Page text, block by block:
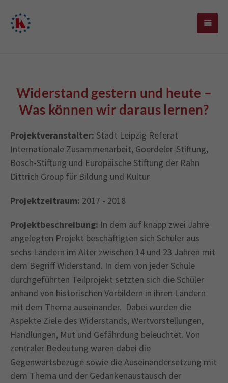
Widerstand gestern und heute –
Was können wir daraus lernen?
Projektveranstalter: Stadt Leipzig Referat
Internationale Zusammenarbeit, Goerdeler-Stiftung,
Bosch-Stiftung und Europäische Stiftung der Rahn
Dittrich Group für Bildung und Kultur
Projektzeitraum: 2017 - 2018
Projektbeschreibung: In dem auf knapp zwei Jahre
angelegten Projekt beschäftigten sich Schüler aus
sechs Ländern im Alter zwischen 14 und 23 Jahren mit
dem Begriff Widerstand. In dem von jeder Schule
durchgeführten Teilprojekt setzten sich die Schüler
anhand von historischen Vorbildern in ihren Ländern
mit dem Thema auseinander. Dabei wurden die
Aspekte Ziele des Widerstands, Wertvorstellungen,
Handlungen, Mut und Gefährdung beleuchtet. Von
zentraler Bedeutung waren dabei die
Gegenwartsbezüge sowie die Auseinandersetzung mit
dem Thema und der Gedankenaustausch der